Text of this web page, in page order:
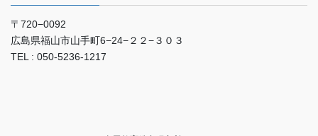
〒720−0092
広島県福山市山手町6−24−２２−３０３
TEL : 050-5236-1217